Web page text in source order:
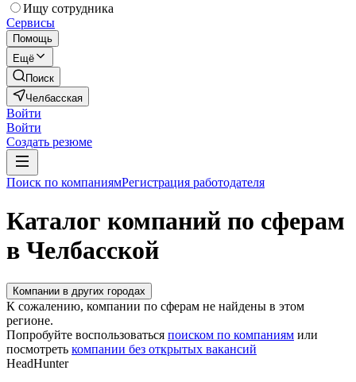
Ищу сотрудника
Сервисы
Помощь
Ещё
Поиск
Челбасская
Войти
Войти
Создать резюме
Поиск по компаниямРегистрация работодателя
Каталог компаний по сферам
в Челбасской
Компании в других городах
К сожалению, компании по сферам не найдены в этом
регионе.
Попробуйте воспользоваться поиском по компаниям или
посмотреть компании без открытых вакансий
HeadHunter